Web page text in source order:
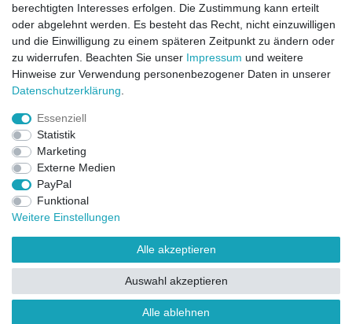
Direktkontakt per Telefon unter 04331 / 4928-910
Widerrufsrecht Widerrufsformular
Impressum
Datenschutzerklärung
AGB Kontakt
berechtigten Interesses erfolgen. Die Zustimmung kann erteilt
oder abgelehnt werden. Es besteht das Recht, nicht einzuwilligen
und die Einwilligung zu einem späteren Zeitpunkt zu ändern oder
zu widerrufen. Beachten Sie unser Impressum und weitere
Hinweise zur Verwendung personenbezogener Daten in unserer
Daten­schutz­erklärung
Essenziell
Statistik
Marketing
Externe Medien
PayPal
Funktional
Weitere Einstellungen
Alle akzeptieren
Alle ablehnen
Auswahl akzeptieren